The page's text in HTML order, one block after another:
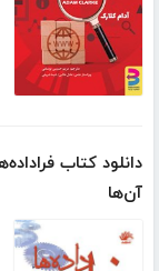
دانلود کتاب
آن‌ها